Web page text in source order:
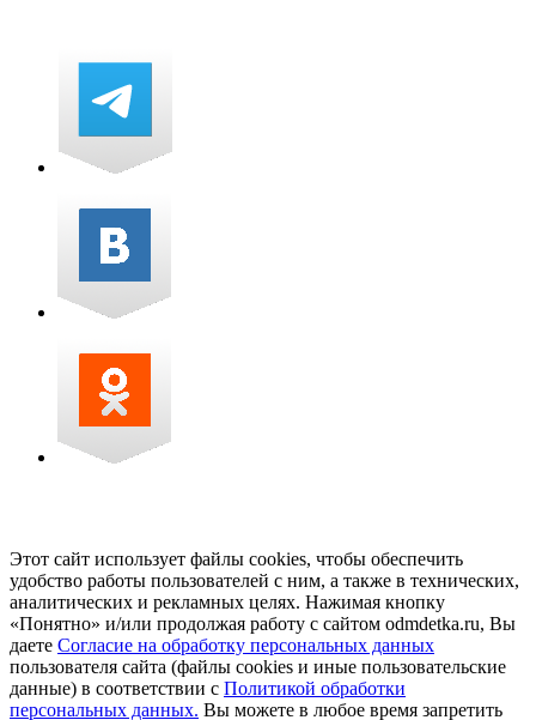
Этот сайт использует файлы cookies, чтобы обеспечить
удобство работы пользователей с ним, а также в технических,
аналитических и рекламных целях. Нажимая кнопку
«Понятно» и/или продолжая работу с сайтом odmdetka.ru, Вы
даете Согласие на обработку персональных данных
пользователя сайта (файлы cookies и иные пользовательские
данные) в соответствии с Политикой обработки
персональных данных. Вы можете в любое время запретить